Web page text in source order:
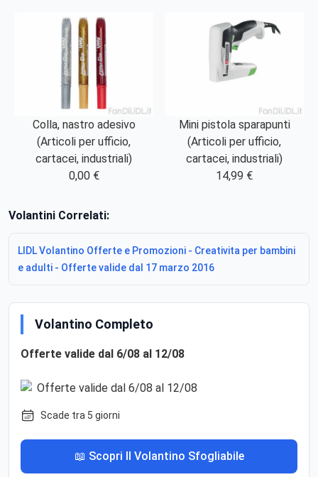
Colla, nastro adesivo
(Articoli per ufficio,
cartacei, industriali)
0,00 €
Mini pistola sparapunti
(Articoli per ufficio,
cartacei, industriali)
14,99 €
Volantini Correlati:
LIDL Volantino Offerte e Promozioni - Creativita per bambini
e adulti - Offerte valide dal 17 marzo 2016
Volantino Completo
Offerte valide dal 6/08 al 12/08
Scade tra 5 giorni
📖 Scopri Il Volantino Sfogliabile